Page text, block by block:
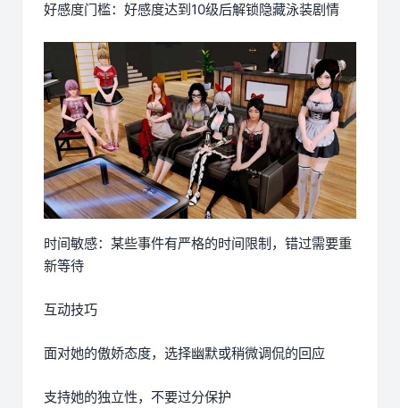
好感度门槛：好感度达到10级后解锁隐藏泳装剧情
时间敏感：某些事件有严格的时间限制，错过需要重
新等待
互动技巧
面对她的傲娇态度，选择幽默或稍微调侃的回应
支持她的独立性，不要过分保护